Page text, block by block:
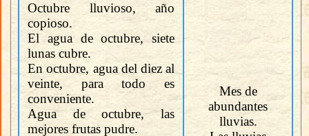
Octubre lluvioso, año
copioso.
El agua de octubre, siete
lunas cubre.
En octubre, agua del diez al
veinte, para todo es
conveniente.
Agua de octubre, las
mejores frutas pudre.
Mes de
abundantes
lluvias.